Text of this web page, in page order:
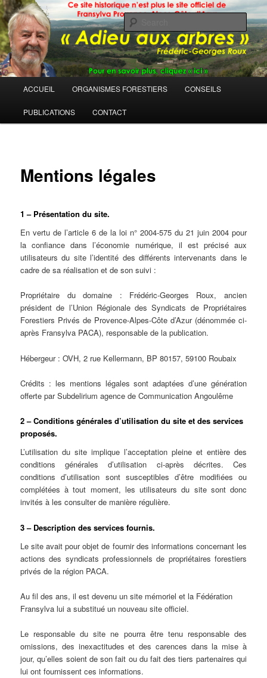
Skip
to
content
ACCUEIL ORGANISMES FORESTIERS CONSEILS
PUBLICATIONS CONTACT
Mentions légales
1 – Présentation du site.
En vertu de l’article 6 de la loi n° 2004-575 du 21 juin 2004 pour
la confiance dans l’économie numérique, il est précisé aux
utilisateurs du site l’identité des différents intervenants dans le
cadre de sa réalisation et de son suivi :
Propriétaire du domaine : Frédéric-Georges Roux, ancien
président de l’Union Régionale des Syndicats de Propriétaires
Forestiers Privés de Provence-Alpes-Côte d’Azur (dénommée ci-
après Fransylva PACA), responsable de la publication.
Hébergeur : OVH, 2 rue Kellermann, BP 80157, 59100 Roubaix
Crédits : les mentions légales sont adaptées d’une génération
offerte par Subdelirium agence de Communication Angoulême
2 – Conditions générales d’utilisation du site et des services
proposés.
L’utilisation du site implique l’acceptation pleine et entière des
conditions générales d’utilisation ci-après décrites. Ces
conditions d’utilisation sont susceptibles d’être modifiées ou
complétées à tout moment, les utilisateurs du site sont donc
invités à les consulter de manière régulière.
3 – Description des services fournis.
Le site avait pour objet de fournir des informations concernant les
actions des syndicats professionnels de propriétaires forestiers
privés de la région PACA.
Au fil des ans, il est devenu un site mémoriel et la Fédération
Fransylva lui a substitué un nouveau site officiel.
Le responsable du site ne pourra être tenu responsable des
omissions, des inexactitudes et des carences dans la mise à
jour, qu’elles soient de son fait ou du fait des tiers partenaires qui
lui ont fournissent ces informations.